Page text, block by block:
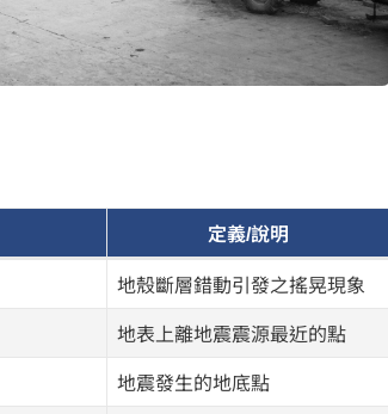
定義/說明
地殼斷層錯動引發之搖晃現象
地表上離地震震源最近的點
地震發生的地底點